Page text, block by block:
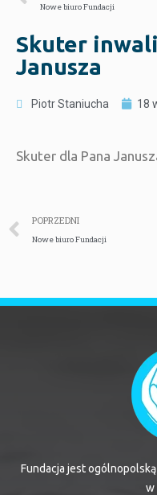
Nowe biuro Fundacji
Skuter
Janusza
Piotr Staniucha 18
Skuter dla Pana
POPRZEDNI
Nowe biuro Fundacji
Fundacja jest
w